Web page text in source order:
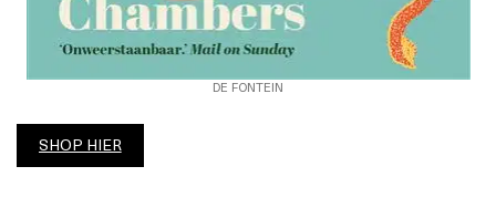
DE FONTEIN
SHOP HIER